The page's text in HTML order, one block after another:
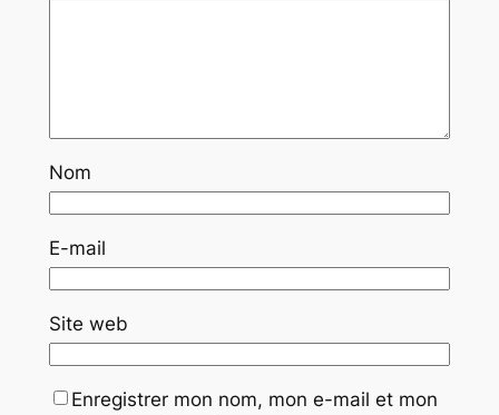
Nom
E-mail
Site web
Enregistrer mon nom, mon e-mail et mon